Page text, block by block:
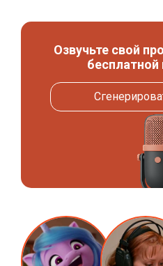
Озвучьте свой
бесплатной